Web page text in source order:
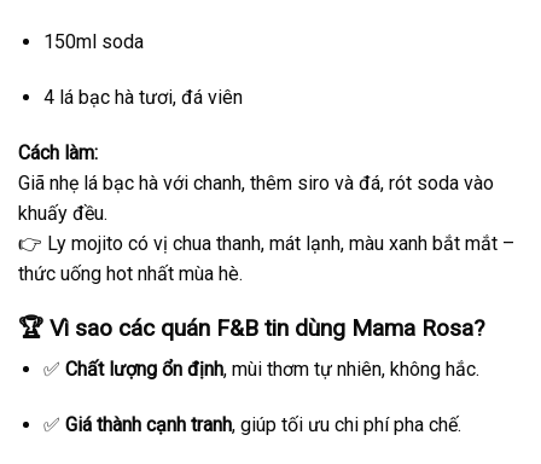
150ml soda
4 lá bạc hà tươi, đá viên
Cách làm:
Giã nhẹ lá bạc hà với chanh, thêm siro và đá, rót soda vào
khuấy đều.
👉 Ly mojito có vị chua thanh, mát lạnh, màu xanh bắt mắt –
thức uống hot nhất mùa hè.
🏆 Vì sao các quán F&B tin dùng Mama Rosa?
✅ Chất lượng ổn định, mùi thơm tự nhiên, không hắc.
✅ Giá thành cạnh tranh, giúp tối ưu chi phí pha chế.